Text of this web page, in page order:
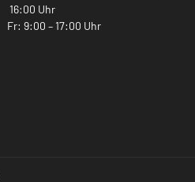
16:00 Uhr
Fr: 9:00 – 17:00 Uhr